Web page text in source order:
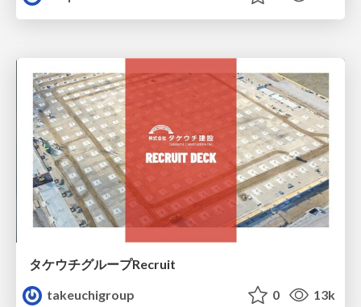
タケウチグループRecruit
takeuchigroup
0 13k